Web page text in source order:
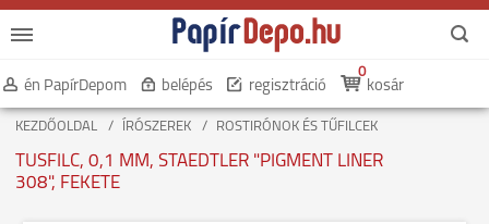
én PapírDepom belépés regisztráció kosár
0
KEZDŐOLDAL ÍRÓSZEREK ROSTIRÓNOK ÉS TŰFILCEK
TUSFILC, 0,1 MM, STAEDTLER "PIGMENT LINER
308", FEKETE